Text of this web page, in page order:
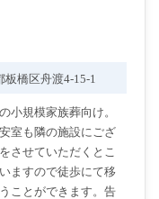
板橋区舟渡4-15-1
小規模家族葬向け。
室も隣の施設にござ
させていただくとこ
ますので徒歩にて移
ことができます。告